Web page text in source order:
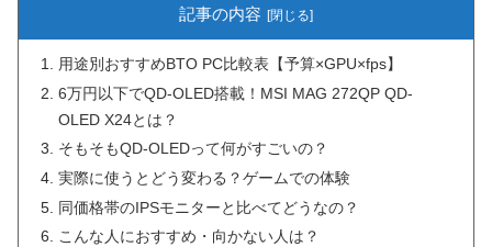
記事の内容
用途別おすすめBTO PC比較表【予算×GPU×fps】
6万円以下でQD-OLED搭載！MSI MAG 272QP QD-
OLED X24とは？
そもそもQD-OLEDって何がすごいの？
実際に使うとどう変わる？ゲームでの体験
同価格帯のIPSモニターと比べてどうなの？
こんな人におすすめ・向かない人は？